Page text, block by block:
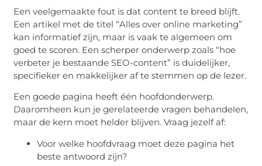
Een veelgemaakte fout is dat content te breed blijft.
Een artikel met de titel “Alles over online marketing”
kan informatief zijn, maar is vaak te algemeen om
goed te scoren. Een scherper onderwerp zoals “hoe
verbeter je bestaande SEO-content” is duidelijker,
specifieker en makkelijker af te stemmen op de lezer.
Een goede pagina heeft één hoofdonderwerp.
Daaromheen kun je gerelateerde vragen behandelen,
maar de kern moet helder blijven. Vraag jezelf af:
Voor welke hoofdvraag moet deze pagina het
beste antwoord zijn?